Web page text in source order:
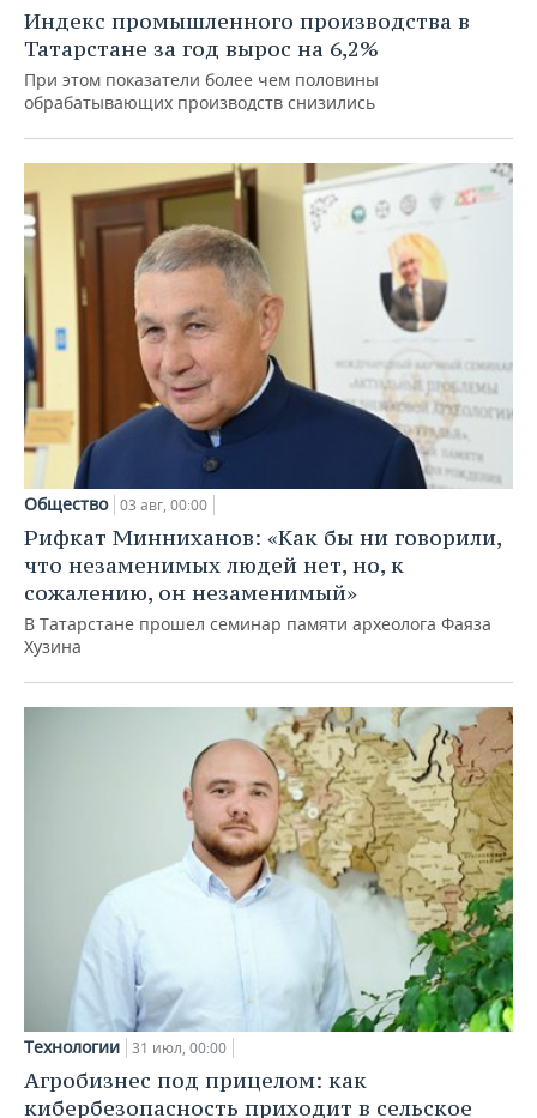
Индекс промышленного производства в
Татарстане за год вырос на 6,2%
При этом показатели более чем половины
обрабатывающих производств снизились
Общество 03 авг, 00:00
Рифкат Минниханов: «Как бы ни говорили,
что незаменимых людей нет, но, к
сожалению, он незаменимый»
В Татарстане прошел семинар памяти археолога Фаяза
Хузина
Технологии 31 июл, 00:00
Агробизнес под прицелом: как
кибербезопасность приходит в сельское